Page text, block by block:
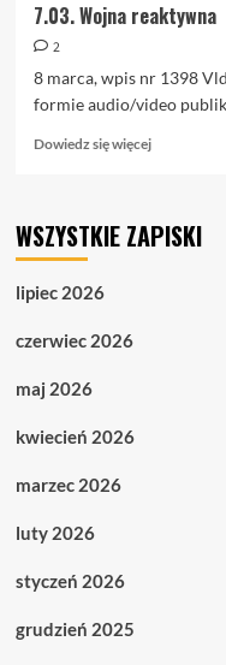
7.03. Wojna reaktywna
2
8 marca, wpis nr 1398
formie audio/video
Dowiedz się więcejDowiedz
7.03.
WSZYSTKIE ZAPISKI
lipiec 2026
czerwiec 2026
maj 2026
kwiecień 2026
marzec 2026
luty 2026
styczeń 2026
grudzień 2025